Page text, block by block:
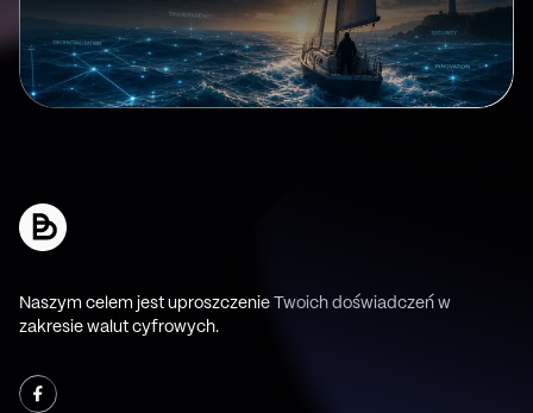
Naszym celem jest uproszczenie Twoich doświadczeń w
zakresie walut cyfrowych.